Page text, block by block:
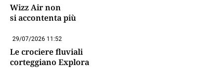
Wizz Air non
si accontenta più
29/07/2026 11:52
Le crociere fluviali
corteggiano Explora